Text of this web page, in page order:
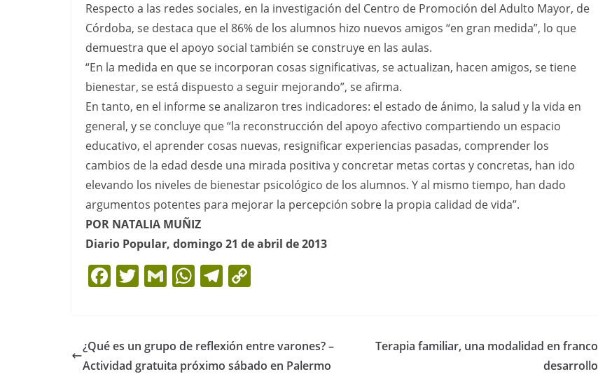
Respecto a las redes sociales, en la investigación del Centro de Promoción del Adulto Mayor, de
Córdoba, se destaca que el 86% de los alumnos hizo nuevos amigos “en gran medida”, lo que
demuestra que el apoyo social también se construye en las aulas.
“En la medida en que se incorporan cosas significativas, se actualizan, hacen amigos, se tiene
bienestar, se está dispuesto a seguir mejorando”, se afirma.
En tanto, en el informe se analizaron tres indicadores: el estado de ánimo, la salud y la vida en
general, y se concluye que “la reconstrucción del apoyo afectivo compartiendo un espacio
educativo, el aprender cosas nuevas, resignificar experiencias pasadas, comprender los
cambios de la edad desde una mirada positiva y concretar metas cortas y concretas, han ido
elevando los niveles de bienestar psicológico de los alumnos. Y al mismo tiempo, han dado
argumentos potentes para mejorar la percepción sobre la propia calidad de vida”.
POR NATALIA MUÑIZ
Diario Popular, domingo 21 de abril de 2013
F
e
b
T
er
G
l
W
s
A
T
gr
a
y
Li
¿Qué es un grupo de reflexión entre varones? –
Actividad gratuita próximo sábado en Palermo
Terapia familiar, una modalidad en franco
desarrollo